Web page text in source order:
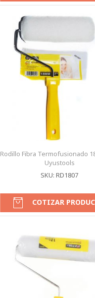
Rodillo Fibra Termofusionado
Uyustools
SKU: RD1807
COTIZAR